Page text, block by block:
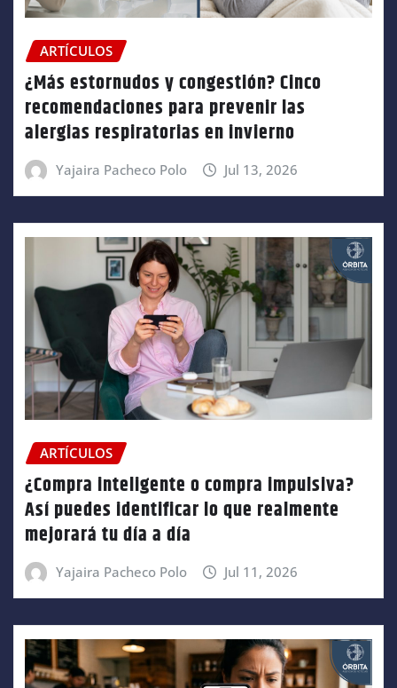
ARTÍCULOS
¿Más estornudos y congestión? Cinco
recomendaciones para prevenir las
alergias respiratorias en invierno
Yajaira Pacheco Polo Jul 13, 2026
ARTÍCULOS
¿Compra inteligente o compra impulsiva?
Así puedes identificar lo que realmente
mejorará tu día a día
Yajaira Pacheco Polo Jul 11, 2026